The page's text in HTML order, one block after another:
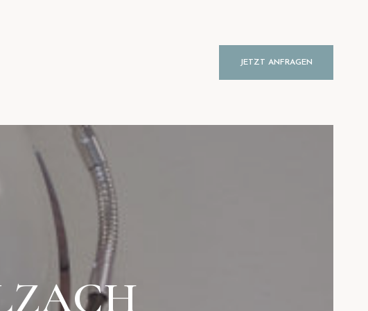
JETZT ANFRAGEN